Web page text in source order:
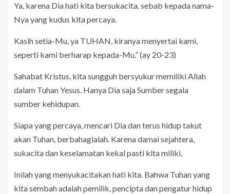
Ya, karena Dia hati kita bersukacita, sebab kepada nama-
Nya yang kudus kita percaya.
Kasih setia-Mu, ya TUHAN, kiranya menyertai kami,
seperti kami berharap kepada-Mu.” (ay 20-23)
Sahabat Kristus, kita sungguh bersyukur memiliki Allah
dalam Tuhan Yesus. Hanya Dia saja Sumber segala
sumber kehidupan.
Siapa yang percaya, mencari Dia dan terus hidup takut
akan Tuhan, berbahagialah. Karena damai sejahtera,
sukacita dan keselamatan kekal pasti kita miliki.
Inilah yang menyukacitakan hati kita. Bahwa Tuhan yang
kita sembah adalah pemilik, pencipta dan pengatur hidup